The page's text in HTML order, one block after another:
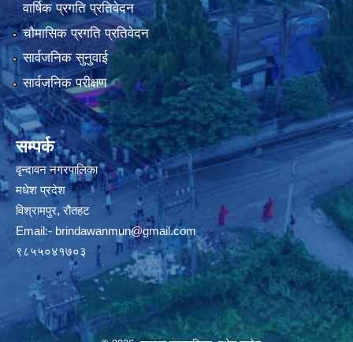
वार्षिक प्रगति प्रतिवेदन
चौमासिक प्रगति प्रतिवेदन
सार्वजनिक सुनुवाई
सार्वजनिक परीक्षण
सम्पर्क
वृन्दावन नगरपालिका
मधेश प्रदेश
विश्रामपुर, रौतहट
Email:- brindawanmun@gmail.com
९८५५०४१७०३